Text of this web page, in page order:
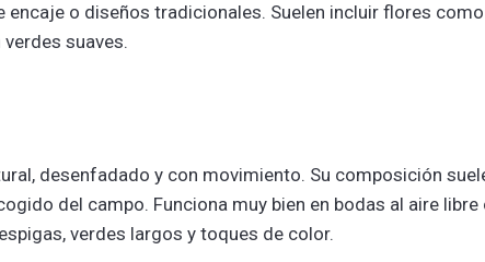
o diseños tradicionales. Suelen incluir flores como
suaves.
desenfadado y con movimiento. Su composición
del campo. Funciona muy bien en bodas al aire libre
verdes largos y toques de color.